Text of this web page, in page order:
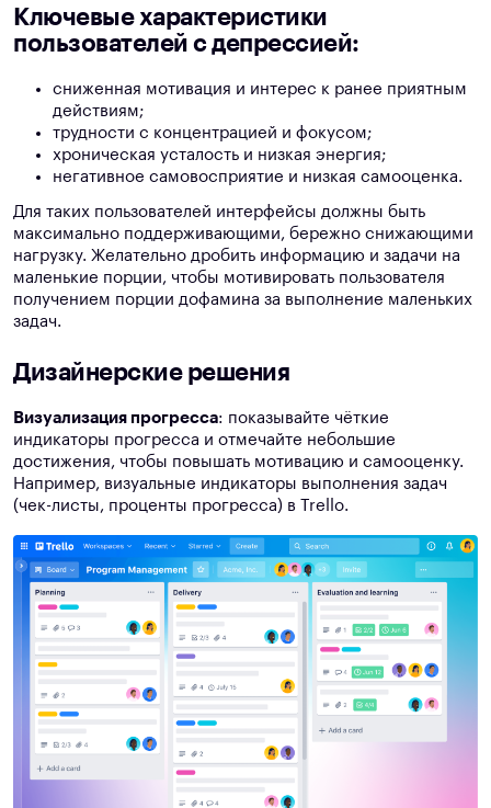
Ключевые характеристики
пользователей с депрессией:
сниженная мотивация и интерес к ранее приятным
действиям;
трудности с концентрацией и фокусом;
хроническая усталость и низкая энергия;
негативное самовосприятие и низкая самооценка.
Для таких пользователей интерфейсы должны быть
максимально поддерживающими, бережно снижающими
нагрузку. Желательно дробить информацию и задачи на
маленькие порции, чтобы мотивировать пользователя
получением порции дофамина за выполнение маленьких
задач.
Дизайнерские решения
Визуализация прогресса: показывайте чёткие
индикаторы прогресса и отмечайте небольшие
достижения, чтобы повышать мотивацию и самооценку.
Например, визуальные индикаторы выполнения задач
(чек-листы, проценты прогресса) в Trello.